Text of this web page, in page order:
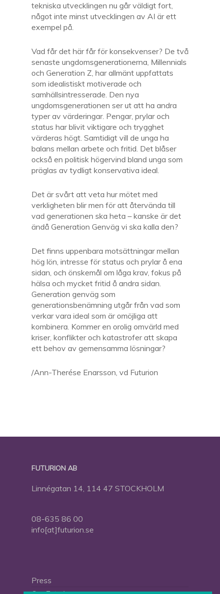
tekniska utvecklingen nu går väldigt fort,
något inte minst utvecklingen av AI är ett
exempel på.
Vad får det här får för konsekvenser? De två
senaste ungdomsgenerationerna, Millennials
och Generation Z, har allmänt uppfattats
som idealistiskt motiverade och
samhällsintresserade. Den nya
ungdomsgenerationen ser ut att ha andra
typer av värderingar. Pengar, prylar och
status har blivit viktigare och trygghet
värderas högt. Samtidigt vill de unga ha
balans mellan arbete och fritid. Det blåser
också en politisk högervind bland unga som
präglas av tydligt konservativa ideal.
Det är svårt att veta hur mötet med
verkligheten blir men för att återvända till
vad generationen ska heta – kanske är det
ändå Generation Genväg vi ska kalla den?
Det finns uppenbara motsättningar mellan
hög lön, intresse för status och prylar å ena
sidan, och önskemål om låga krav, fokus på
hälsa och mycket fritid å andra sidan.
Generation genväg som
generationsbenämning utgår från vad som
verkar vara ideal som är omöjliga att
kombinera. Kommer en orolig omvärld med
kriser, konflikter och katastrofer att skapa
ett behov av gemensamma lösningar?
/Ann-Therése Enarsson, vd Futurion
FUTURION AB
Linnégatan 14, 114 47 STOCKHOLM
08-635 86 00
info[at]futurion.se
Press